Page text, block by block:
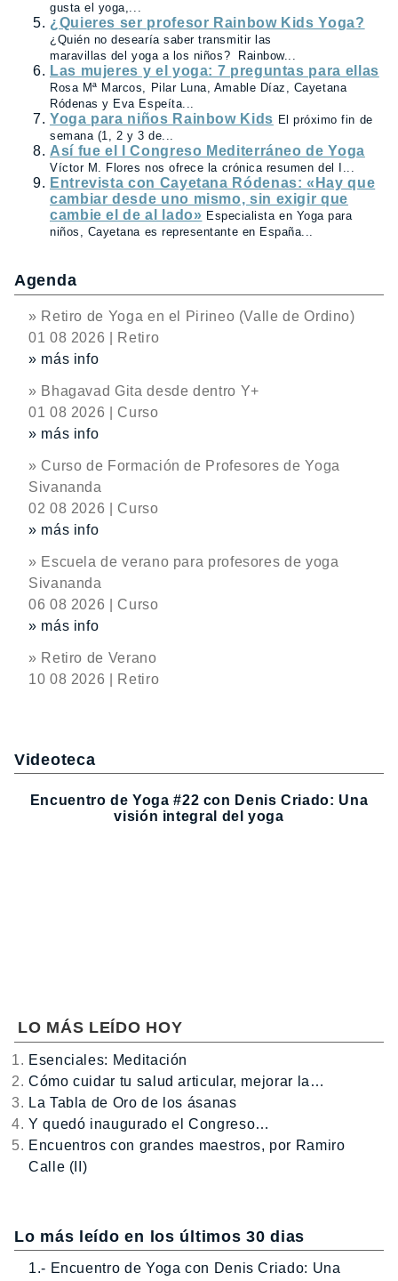
gusta el yoga,...
¿Quieres ser profesor Rainbow Kids Yoga?
¿Quién no desearía saber transmitir las
maravillas del yoga a los niños? Rainbow...
Las mujeres y el yoga: 7 preguntas para ellas
Rosa Mª Marcos, Pilar Luna, Amable Díaz, Cayetana
Ródenas y Eva Espeíta...
Yoga para niños Rainbow Kids El próximo fin de
semana (1, 2 y 3 de...
Así fue el I Congreso Mediterráneo de Yoga
Víctor M. Flores nos ofrece la crónica resumen del I...
Entrevista con Cayetana Ródenas: «Hay que
cambiar desde uno mismo, sin exigir que
cambie el de al lado» Especialista en Yoga para
niños, Cayetana es representante en España...
Agenda
» Retiro de Yoga en el Pirineo (Valle de Ordino)
01 08 2026 | Retiro
» más info
» Bhagavad Gita desde dentro Y+
01 08 2026 | Curso
» más info
» Curso de Formación de Profesores de Yoga
Sivananda
02 08 2026 | Curso
» más info
» Escuela de verano para profesores de yoga
Sivananda
06 08 2026 | Curso
» más info
» Retiro de Verano
10 08 2026 | Retiro
Videoteca
Encuentro de Yoga #22 con Denis Criado: Una
visión integral del yoga
LO MÁS LEÍDO HOY
Esenciales: Meditación
Cómo cuidar tu salud articular, mejorar la…
La Tabla de Oro de los ásanas
Y quedó inaugurado el Congreso…
Encuentros con grandes maestros, por Ramiro
Calle (II)
Lo más leído en los últimos 30 dias
1.- Encuentro de Yoga con Denis Criado: Una